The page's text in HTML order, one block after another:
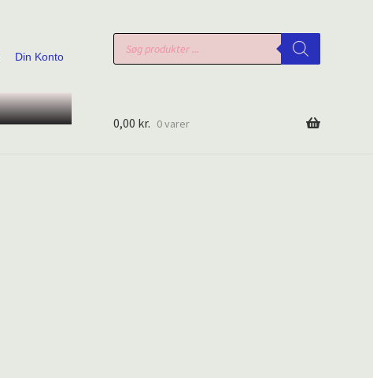
Din Konto
Products
search
0,00 kr. 0 varer